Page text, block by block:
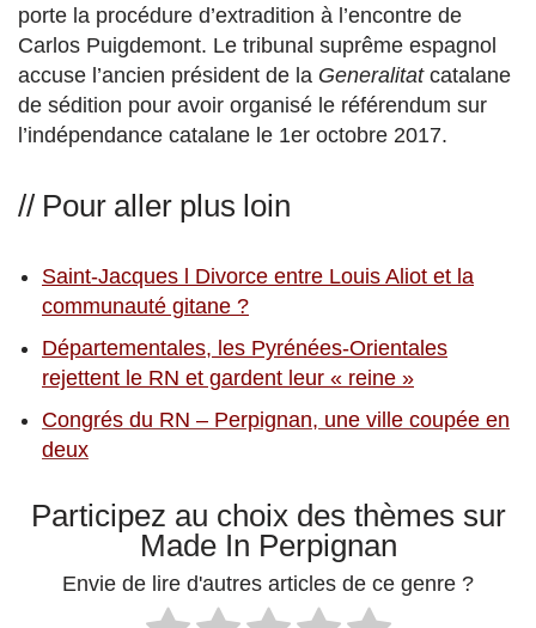
porte la procédure d’extradition à l’encontre de
Carlos Puigdemont. Le tribunal suprême espagnol
accuse l’ancien président de la Generalitatcatalane
de sédition pour avoir organisé le référendum sur
l’indépendance catalane le 1er octobre 2017.
// Pour aller plus loin
Saint-Jacques l Divorce entre Louis Aliot et la
communauté gitane ?
Départementales, les Pyrénées-Orientales
rejettent le RN et gardent leur « reine »
Congrés du RN – Perpignan, une ville coupée en
deux
Participez au choix des thèmes sur
Made In Perpignan
Envie de lire d'autres articles de ce genre ?